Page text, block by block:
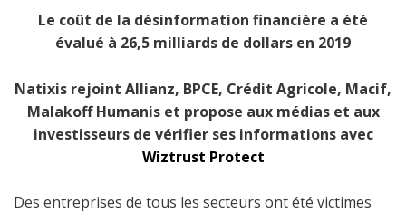
Le coût de la désinformation financière a été
évalué à 26,5 milliards de dollars en 2019
Natixis rejoint Allianz, BPCE, Crédit Agricole, Macif,
Malakoff Humanis et propose aux médias et aux
investisseurs de vérifier ses informations avec
Wiztrust Protect
Des entreprises de tous les secteurs ont été victimes